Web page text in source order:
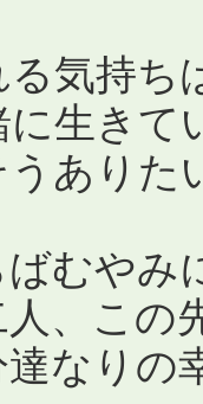
気持ち
に生き
ありた
やみに
人、この
なりの